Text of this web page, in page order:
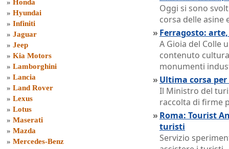
» Honda
» Hyundai
» Infiniti
» Jaguar
» Jeep
» Kia Motors
» Lamborghini
» Lancia
» Land Rover
» Lexus
» Lotus
» Maserati
» Mazda
» Mercedes-Benz
Oggi si sono
corsa delle asine
» Ferragosto:
A Gioia del Colle
contenuto
monumenti
» Ultima corsa
Il Ministro del
raccolta di firme
» Roma: Tourist
turisti
Servizio